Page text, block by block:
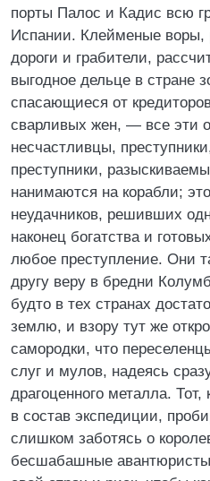
порты Палос и Кадис всю
Испании. Клейменые воры,
дороги и грабители,
выгодное дельце в стране
спасающиеся от
сварливых жен, — все эти
несчастливцы,
преступники,
нанимаются на корабли;
неудачников, решивших
наконец богатства и
любое преступление. Они
другу веру в бредни
будто в тех странах
землю, и взору тут же
самородки, что
слуг и мулов, надеясь
драгоценного металла. Тот,
в состав экспедиции,
слишком заботясь о
бесшабашные